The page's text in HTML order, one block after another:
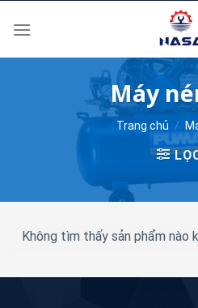
Máy
Trang chủ /
Không tìm thấy sản phẩm nào